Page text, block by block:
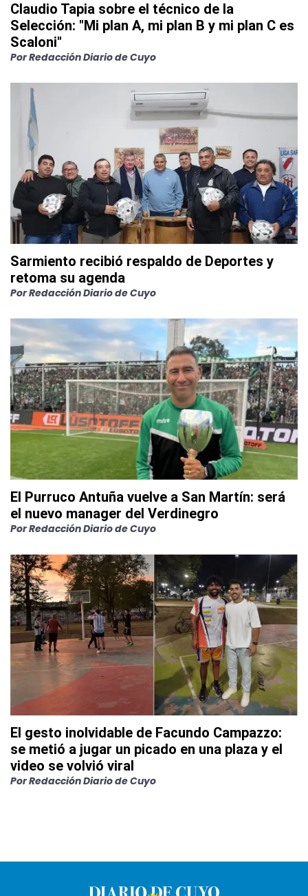
Claudio Tapia sobre el técnico de la
Selección: "Mi plan A, mi plan B y mi plan C es
Scaloni"
PorRedacción Diario de Cuyo
Sarmiento recibió respaldo de Deportes y
retoma su agenda
PorRedacción Diario de Cuyo
El Purruco Antuña vuelve a San Martín: será
el nuevo manager del Verdinegro
PorRedacción Diario de Cuyo
El gesto inolvidable de Facundo Campazzo:
se metió a jugar un picado en una plaza y el
video se volvió viral
PorRedacción Diario de Cuyo